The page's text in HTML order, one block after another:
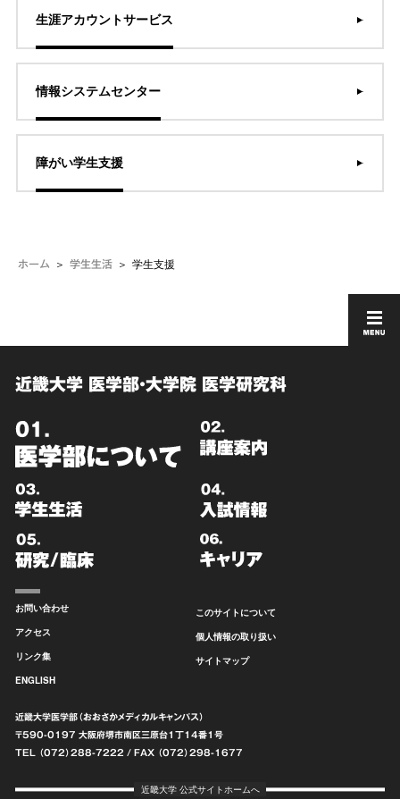
ホーム 学生生活 学生支援
生涯アカウントサービス
情報システムセンター
障がい学生支援
近畿大学 医学部・大学院 医学研究科
お問い合わせ
アクセス
リンク集
ENGLISH
このサイトについて
個人情報の取り扱い
サイトマップ
近畿大学医学部（おおさかメディカルキャンパス）
〒590-0197 大阪府堺市南区三原台1丁14番1号
TEL （072）288-7222 / FAX （072）298-1677
近畿大学 公式サイトホームへ